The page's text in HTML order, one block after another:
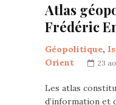
Atlas
Frédéric
Géopolitique,
Orient
23
Les atlas
d’information et